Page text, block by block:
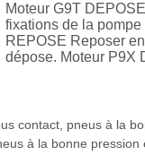
Moteur G9T
fixations de la
REPOSE Reposer
dépose. Moteur P9X
contact, pneus à la
à la bonne pression